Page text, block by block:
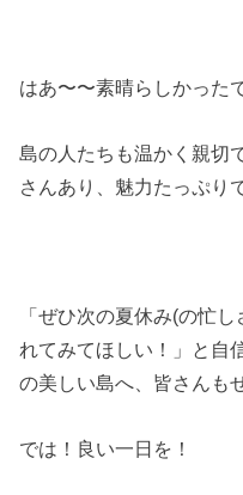
はあ〜〜素晴らしかった
島の人たちも温かく親切
さんあり、魅力たっぷり
「ぜひ次の夏休み(の忙
れてみてほしい！」と自
の美しい島へ、皆さんも
では！良い一日を！